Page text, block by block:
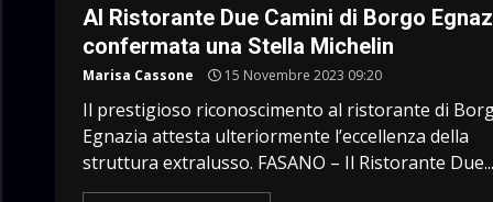
Al Ristorante Due Camini di Borgo
confermata una Stella Michelin
Marisa Cassone 15 Novembre 2023 09:20
Il prestigioso riconoscimento al ristorante di
Egnazia attesta ulteriormente l’eccellenza della
struttura extralusso. FASANO – Il Ristorante Due...